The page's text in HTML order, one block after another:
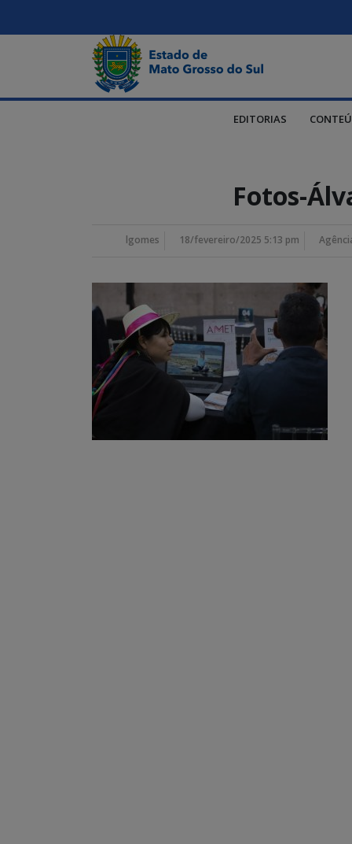
EDITORIAS
Fotos-
lgomes 18/fevereiro/2025 5:13 pm